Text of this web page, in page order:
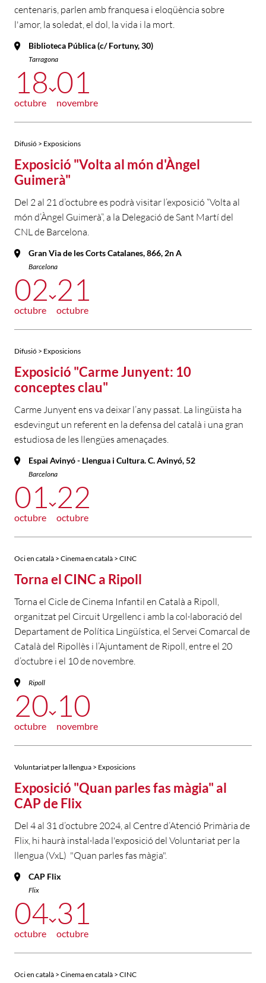
centenaris, parlen amb franquesa i eloqüència sobre
l'amor, la soledat, el dol, la vida i la mort.
Biblioteca Pública (c/ Fortuny, 30)
Tarragona
18
octubre
01
novembre
Difusió > Exposicions
Exposició "Volta al món d'Àngel
Guimerà"
Del 2 al 21 d’octubre es podrà visitar l’exposició “Volta al
món d’Àngel Guimerà”, a la Delegació de Sant Martí del
CNL de Barcelona.
Gran Via de les Corts Catalanes, 866, 2n A
Barcelona
02
octubre
21
octubre
Difusió > Exposicions
Exposició "Carme Junyent: 10
conceptes clau"
Carme Junyent ens va deixar l’any passat. La lingüista ha
esdevingut un referent en la defensa del català i una gran
estudiosa de les llengües amenaçades.
Espai Avinyó - Llengua i Cultura. C. Avinyó, 52
Barcelona
01
octubre
22
octubre
Oci en català > Cinema en català > CINC
Torna el CINC a Ripoll
Torna el Cicle de Cinema Infantil en Català a Ripoll,
organitzat pel Circuit Urgellenc i amb la col·laboració del
Departament de Política Lingüística, el Servei Comarcal de
Català del Ripollès i l’Ajuntament de Ripoll, entre el 20
d’octubre i el 10 de novembre.
Ripoll
20
octubre
10
novembre
Voluntariat per la llengua > Exposicions
Exposició "Quan parles fas màgia" al
CAP de Flix
Del 4 al 31 d’octubre 2024, al Centre d’Atenció Primària de
Flix, hi haurà instal·lada l'exposició del Voluntariat per la
llengua (VxL) "Quan parles fas màgia".
CAP Flix
Flix
04
octubre
31
octubre
Oci en català > Cinema en català > CINC